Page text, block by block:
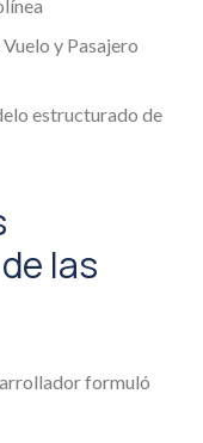
y Pasajero
estructurado de
las
formuló